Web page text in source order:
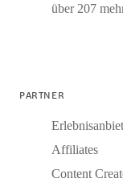
über 207
PARTNER
Affiliates
Content